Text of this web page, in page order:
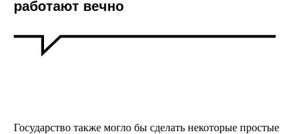
работают вечно
Государство также могло бы сделать некоторые простые